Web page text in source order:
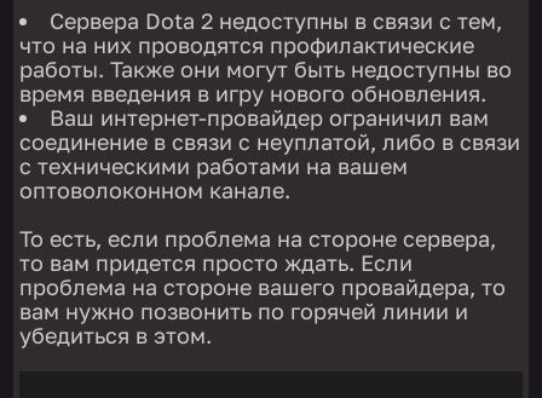
Сервера Dota 2 недоступны в связи с тем,
что на них проводятся профилактические
работы. Также они могут быть недоступны во
время введения в игру нового обновления.
Ваш интернет-провайдер ограничил вам
соединение в связи с неуплатой, либо в связи
с техническими работами на вашем
оптоволоконном канале.
То есть, если проблема на стороне сервера,
то вам придется просто ждать. Если
проблема на стороне вашего провайдера, то
вам нужно позвонить по горячей линии и
убедиться в этом.